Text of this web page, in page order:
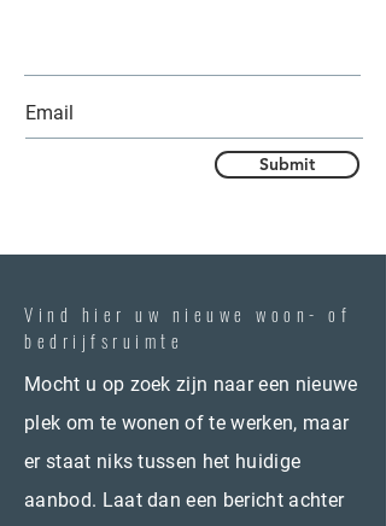
Submit
Vind hier uw nieuwe woon- of
bedrijfsruimte
Mocht u op zoek zijn naar een nieuwe
plek om te wonen of te werken, maar
er staat niks tussen het huidige
aanbod. Laat dan een bericht achter